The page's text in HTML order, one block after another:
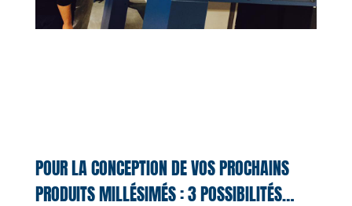
POUR LA CONCEPTION DE VOS PROCHAINS
PRODUITS MILLÉSIMÉS : 3 POSSIBILITÉS…